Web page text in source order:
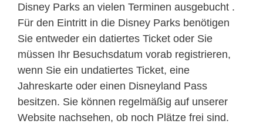
Disney Parks an vielen Terminen ausgebucht .
Für den Eintritt in die Disney Parks benötigen
Sie entweder ein datiertes Ticket oder Sie
müssen Ihr Besuchsdatum vorab registrieren,
wenn Sie ein undatiertes Ticket, eine
Jahreskarte oder einen Disneyland Pass
besitzen. Sie können regelmäßig auf unserer
Website nachsehen, ob noch Plätze frei sind.